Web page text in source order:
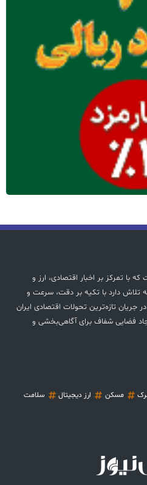
با تمرکز بر اخبار اقتصادی، ارز و
تلاش دارد با تکیه بر دقت، سرعت و
جریان تازه‌ترین تحولات اقتصادی ایران
فضایی شفاف برای آگاهی‌بخشی و
مسکن ارز دیجیتال
سلامت